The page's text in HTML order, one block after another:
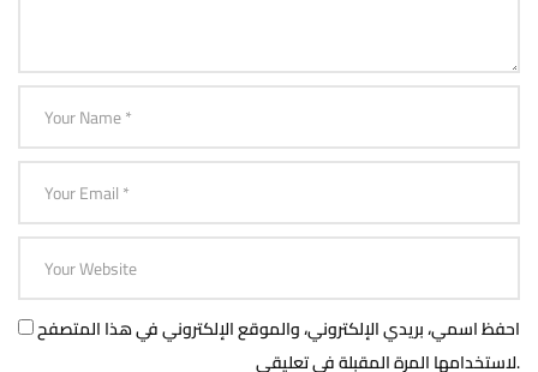
احفظ اسمي، بريدي الإلكتروني، والموقع الإلكتروني في هذا المتصفح
لاستخدامها المرة المقبلة في تعليقي.